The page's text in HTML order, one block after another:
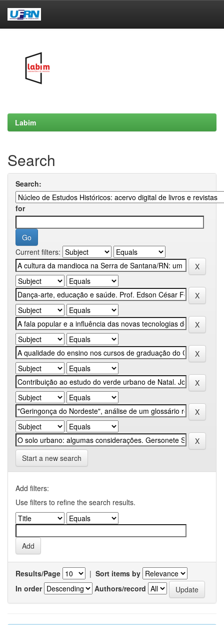
Labim
Search
Search:
for
Current filters:
Start a new search
Add filters:
Use filters to refine the search results.
Results/Page | Sort items by
In order
Authors/record